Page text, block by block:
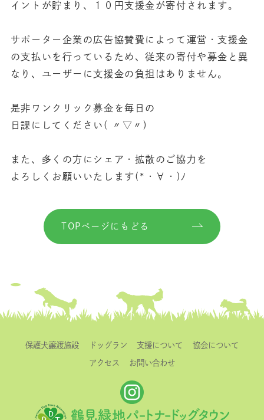
イントが貯まり、１０円支援金が寄付されます。
サポーター企業の広告協賛費によって運営・支援金
の支払いを行っているため、従来の寄付や募金と異
なり、ユーザーに支援金の負担はありません。
是非ワンクリック募金を毎日の
日課にしてください( 〃▽〃)
また、多くの方にシェア・拡散のご協力を
よろしくお願いいたします(*・∀・)ﾉ
TOPページにもどる
保護犬譲渡施設 ドッグラン 支援について 協会について
アクセス お問い合わせ